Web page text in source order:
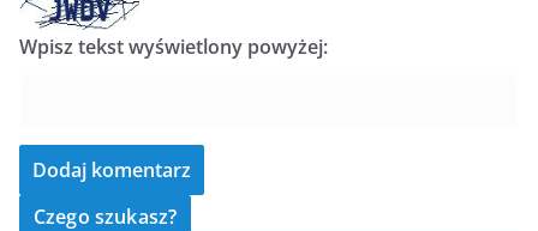
Wpisz tekst wyświetlony powyżej:
Czego szukasz?